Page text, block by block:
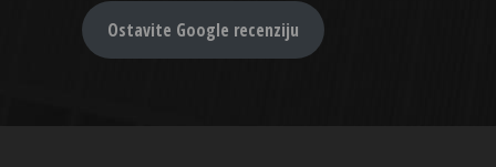
Ostavite Google recenziju